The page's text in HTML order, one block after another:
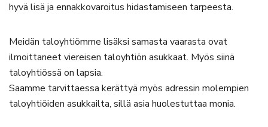
hyvä lisä ja ennakkovaroitus hidastamiseen tarpeesta.
Meidän taloyhtiömme lisäksi samasta vaarasta ovat
ilmoittaneet viereisen taloyhtiön asukkaat. Myös siinä
taloyhtiössä on lapsia.
Saamme tarvittaessa kerättyä myös adressin molempien
taloyhtiöiden asukkailta, sillä asia huolestuttaa monia.